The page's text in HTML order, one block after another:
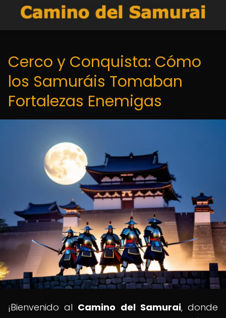
Cerco y Conquista: Cómo
los Samuráis Tomaban
Fortalezas Enemigas
¡Bienvenido al Camino del Samurai, donde